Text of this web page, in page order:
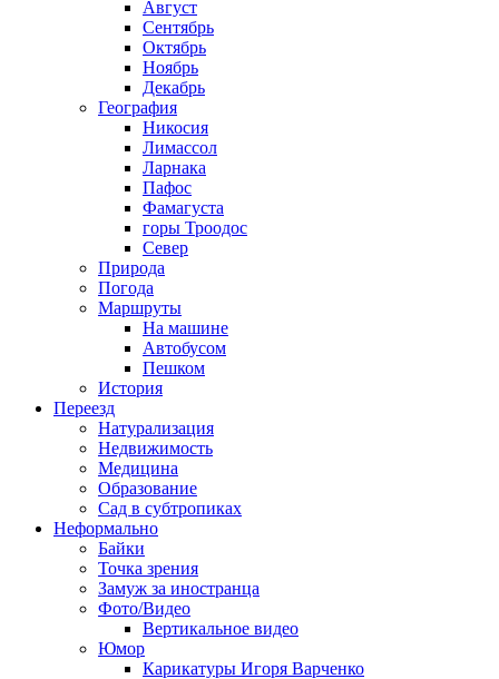
Август
Сентябрь
Октябрь
Ноябрь
Декабрь
География
Никосия
Лимассол
Ларнака
Пафос
Фамагуста
горы Троодос
Север
Природа
Погода
Маршруты
На машине
Автобусом
Пешком
История
Переезд
Натурализация
Недвижимость
Медицина
Образование
Сад в субтропиках
Неформально
Байки
Точка зрения
Замуж за иностранца
Фото/Видео
Вертикальное видео
Юмор
Карикатуры Игоря Варченко